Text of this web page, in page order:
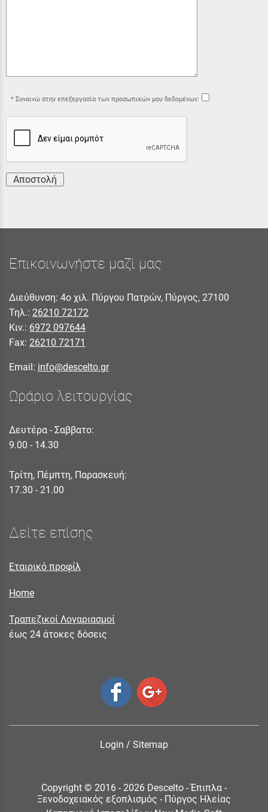
Συναινώ στην επεξεργασία των προσωπικών μου δεδομένων:
Αποστολή
Επικοινωνήστε μαζί μας
Διεύθυνση: 4ο χιλ. Πύργου Πατρών, Πύργος, 27100
Τηλ.: 26210 72172
Κιν.: 6972 097644
Fax: 26210 72171
Email: info@descelto.gr
Ωράριο λειτουργίας
Δευτέρα - Σαββατο:
9.00 - 14.30
Τρίτη, Πέμπτη, Παρασκευή:
17.30 - 21.00
Δείτε επίσης
Εταιρικό προφίλ
Home
Τραπεζικοί Λογαριασμοί
έως 24 άτοκες δόσεις
Login / Sitemap
Copyright © 2016 - 2026 Descelto - Έπιπλα -
Ξενοδοχειακός εξοπλισμός - Πύργος Ηλείας